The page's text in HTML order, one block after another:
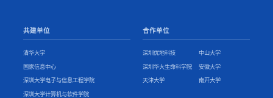
共建单位
清华大学
国家信息中心
深圳大学电子与信息工程学院
深圳大学计算机与软件学院
合作单位
深圳优地科技 中山大学
深圳华大生命科学院 安徽大学
天津大学 南开大学